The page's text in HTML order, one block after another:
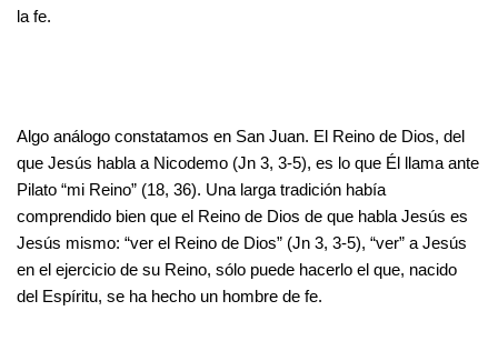
la fe.
Algo análogo constatamos en San Juan. El Reino de Dios, del
que Jesús habla a Nicodemo (Jn 3, 3-5), es lo que Él llama ante
Pilato “mi Reino” (18, 36). Una larga tradición había
comprendido bien que el Reino de Dios de que habla Jesús es
Jesús mismo: “ver el Reino de Dios” (Jn 3, 3-5), “ver” a Jesús
en el ejercicio de su Reino, sólo puede hacerlo el que, nacido
del Espíritu, se ha hecho un hombre de fe.